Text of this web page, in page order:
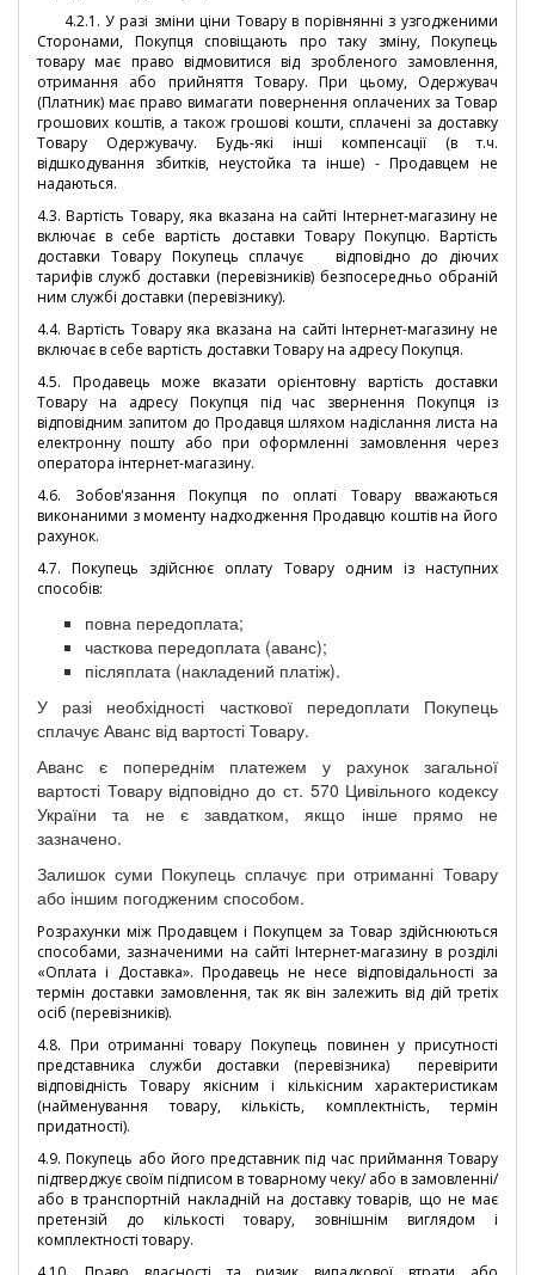
4.2.1.У разі зміни ціни Товару в порівнянні з узгодженими
Сторонами, Покупця сповіщають про таку зміну, Покупець
товару має право відмовитися від зробленого замовлення,
отримання або прийняття Товару. При цьому, Одержувач
(Платник) має право вимагати повернення оплачених за Товар
грошових коштів, а також грошові кошти, сплачені за доставку
Товару Одержувачу. Будь-які інші компенсації (в т.ч.
відшкодування збитків, неустойка та інше) - Продавцем не
надаються.
4.3. Вартість Товару, яка вказана на сайті Інтернет-магазину не
включає в себе вартість доставки Товару Покупцю. Вартість
доставки Товару Покупець сплачує відповідно до діючих
тарифів служб доставки (перевізників) безпосередньо обраній
ним службі доставки (перевізнику).
4.4. Вартість Товару яка вказана на сайті Інтернет-магазину не
включає в себе вартість доставки Товару на адресу Покупця.
4.5. Продавець може вказати орієнтовну вартість доставки
Товару на адресу Покупця під час звернення Покупця із
відповідним запитом до Продавця шляхом надіслання листа на
електронну пошту або при оформленні замовлення через
оператора інтернет-магазину.
4.6. Зобов'язання Покупця по оплаті Товару вважаються
виконаними з моменту надходження Продавцю коштів на його
рахунок.
4.7. Покупець здійснює оплату Товару одним із наступних
способів:
повна передоплата;
часткова передоплата (аванс);
післяплата (накладений платіж).
У разі необхідності часткової передоплати Покупець
сплачує Аванс від вартості Товару.
Аванс є попереднім платежем у рахунок загальної
вартості Товару відповідно до ст. 570 Цивільного кодексу
України та не є завдатком, якщо інше прямо не
зазначено.
Залишок суми Покупець сплачує при отриманні Товару
або іншим погодженим способом.
Розрахунки між Продавцем і Покупцем за Товар здійснюються
способами, зазначеними на сайті Інтернет-магазину в розділі
«Оплата і Доставка». Продавець не несе відповідальності за
термін доставки замовлення, так як він залежить від дій третіх
осіб (перевізників).
4.8. При отриманні товару Покупець повинен у присутності
представника служби доставки (перевізника) перевірити
відповідність Товару якісним і кількісним характеристикам
(найменування товару, кількість, комплектність, термін
придатності).
4.9. Покупець або його представник під час приймання Товару
підтверджує своїм підписом в товарному чеку/ або в замовленні/
або в транспортній накладній на доставку товарів, що не має
претензій до кількості товару, зовнішнім виглядом і
комплектності товару.